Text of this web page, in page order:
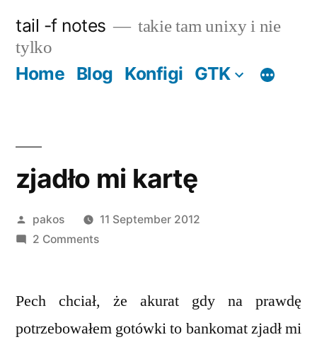
content
tail -f notes
takie tam unixy i nie
tylko
Home Blog Konfigi GTK
zjadło mi kartę
Posted
by
pakos
11 September 2012
2 Commentson
kartę
Pech chciał, że akurat gdy na prawdę
potrzebowałem gotówki to bankomat zjadł mi